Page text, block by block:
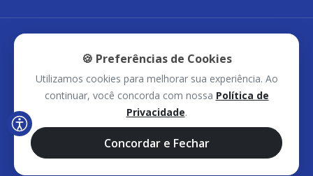
Sudoeste Bahia © 2026 - Todos os direitos
reservados.
🍪 Preferências de Cookies
Utilizamos cookies para melhorar sua experiência. Ao
continuar, você concorda com nossa Política de
Privacidade.
Concordar e Fechar